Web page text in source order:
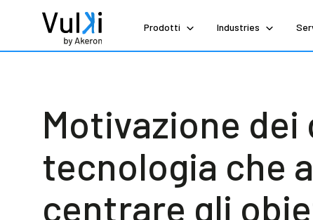
Prodotti Industries
Motivazione
tecnologia che
centrare gli